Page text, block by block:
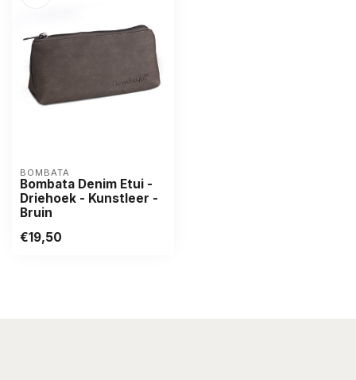
BOMBATA
Bombata Denim Etui -
Driehoek - Kunstleer -
Bruin
€19,50